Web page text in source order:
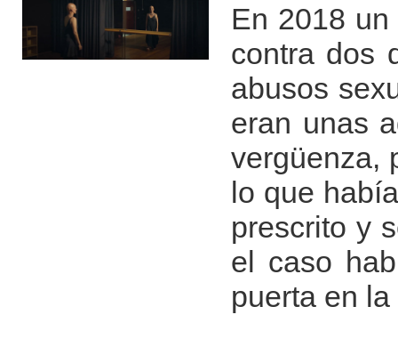
En 2018
contra dos
abusos
eran unas
vergüenza,
lo que
prescrito y
el caso
puerta en